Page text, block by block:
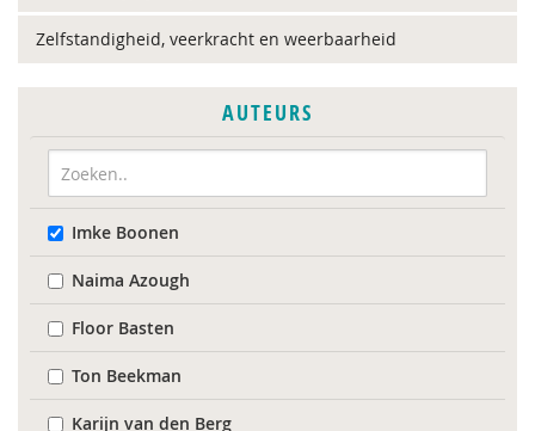
Zelfstandigheid, veerkracht en weerbaarheid
AUTEURS
Imke Boonen
Naima Azough
Floor Basten
Ton Beekman
Karijn van den Berg